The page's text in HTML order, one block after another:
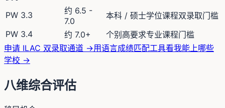
PW 3.3
约 6.5 -
7.0
本科 / 硕士学位课程双录取门槛
PW 3.4
约 7.0+
个别高要求专业课程门槛
申请 ILAC 双录取通道 →用语言成绩匹配工具看我能上哪些
学校 →
八维综合评估